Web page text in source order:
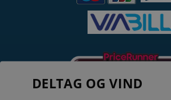
DELTAG OG VIND